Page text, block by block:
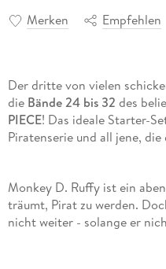
Merken Empfehlen
Der dritte von vielen
die Bände 24 bis 32 des
PIECE! Das ideale Starter-
Piratenserie und all jene, die
Monkey D. Ruffy ist ein
träumt, Pirat zu werden.
nicht weiter - solange er